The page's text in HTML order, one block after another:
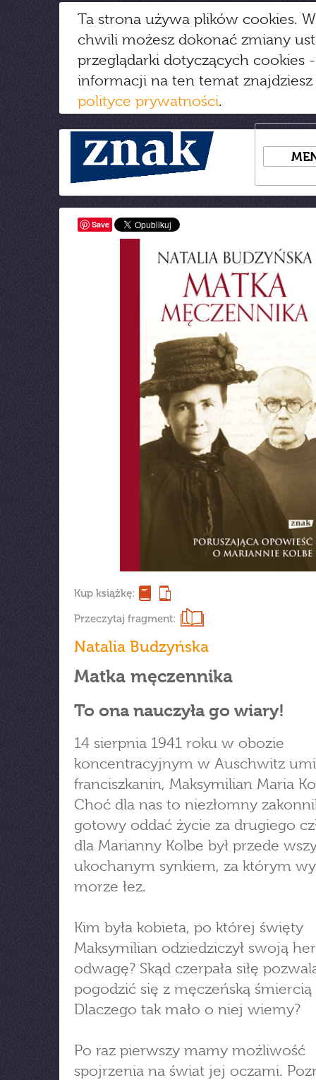
Ta strona używa plików cookies.
chwili możesz dokonać zmiany
przeglądarki dotyczących cookies
informacji na ten temat
polityce prywatności.
Save
Kup książkę:
Przeczytaj fragment:
Natalia Budzyńska
Matka męczennika
To ona nauczyła go wiary!
14 sierpnia 1941 roku w obozie
koncentracyjnym w Auschwitz
franciszkanin, Maksymilian Maria
Choć dla nas to niezłomny
gotowy oddać życie za drugiego
dla Marianny Kolbe był przede
ukochanym synkiem, za którym
morze łez.
Kim była kobieta, po której święty
Maksymilian odziedziczył swoją
odwagę? Skąd czerpała siłę
pogodzić się z męczeńską śmiercią
Dlaczego tak mało o niej wiemy?
Po raz pierwszy mamy możliwość
spojrzenia na świat jej oczami.